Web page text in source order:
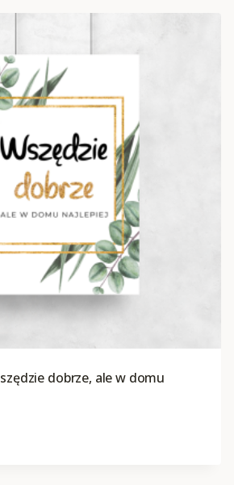
dobrze, ale w domu